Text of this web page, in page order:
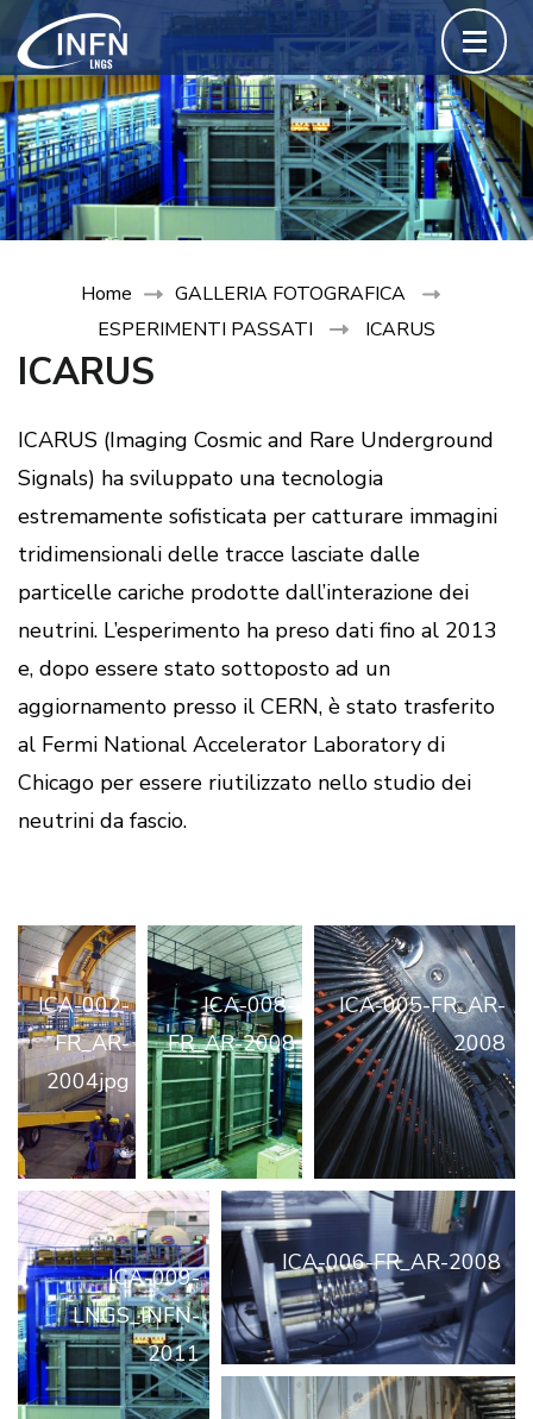
Passa
al
contenuto
(premi
invio)
Home
GALLERIA FOTOGRAFICA
ESPERIMENTI PASSATI
ICARUS
ICARUS
ICARUS (Imaging Cosmic and Rare Underground
Signals) ha sviluppato una tecnologia
estremamente sofisticata per catturare immagini
tridimensionali delle tracce lasciate dalle
particelle cariche prodotte dall’interazione dei
neutrini. L’esperimento ha preso dati fino al 2013
e, dopo essere stato sottoposto ad un
aggiornamento presso il CERN, è stato trasferito
al Fermi National Accelerator Laboratory di
Chicago per essere riutilizzato nello studio dei
neutrini da fascio.
ICA-002-
FR_AR-
2004jpg
ICA-008-
FR_AR-2008
ICA-005-FR_AR-
2008
ICA-009-
LNGS_INFN-
2011
ICA-006-FR_AR-2008